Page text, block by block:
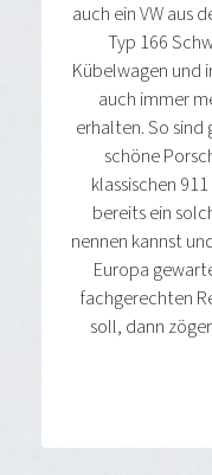
auch ein VW aus
Typ 166
Kübelwagen und
auch immer
erhalten. So
schöne
klassischen
bereits ein
nennen kannst
Europa
fachgerechten
soll, dann